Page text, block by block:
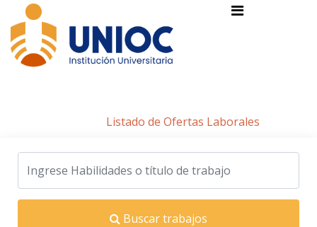
Listado de Ofertas Laborales
Buscar trabajos